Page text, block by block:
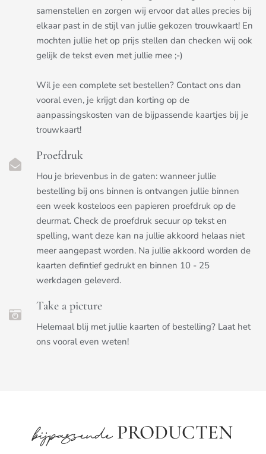
samenstellen en zorgen wij ervoor dat alles precies bij
elkaar past in de stijl van jullie gekozen trouwkaart! En
mochten jullie het op prijs stellen dan checken wij ook
gelijk de tekst even met jullie mee ;-)
Wil je een complete set bestellen? Contact ons dan
vooral even, je krijgt dan korting op de
aanpassingskosten van de bijpassende kaartjes bij je
trouwkaart!
Proefdruk
Hou je brievenbus in de gaten: wanneer jullie
bestelling bij ons binnen is ontvangen jullie binnen
een week kosteloos een papieren proefdruk op de
deurmat. Check de proefdruk secuur op tekst en
spelling, want deze kan na jullie akkoord helaas niet
meer aangepast worden. Na jullie akkoord worden de
kaarten defintief gedrukt en binnen 10 - 25
werkdagen geleverd.
Take a picture
Helemaal blij met jullie kaarten of bestelling? Laat het
ons vooral even weten!
bijpassendePRODUCTEN